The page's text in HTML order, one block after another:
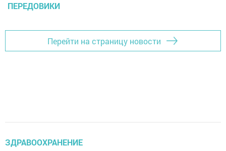
ПЕРЕДОВИКИ
Перейти на страницу новости
ЗДРАВООХРАНЕНИЕ